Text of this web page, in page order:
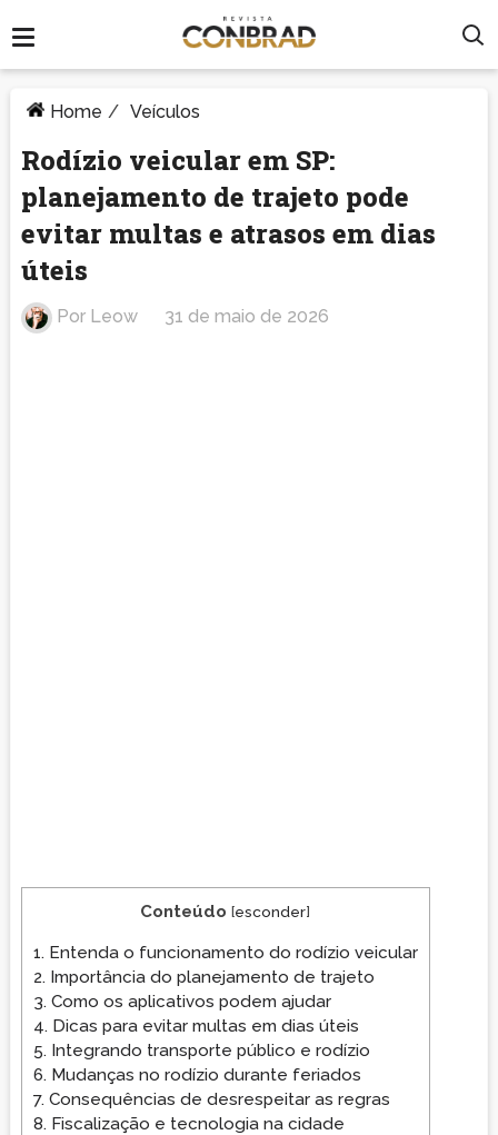
Home / Veículos
Rodízio veicular em SP:
planejamento de trajeto pode
evitar multas e atrasos em dias
úteis
Por Leow 31 de maio de 2026
Conteúdo [esconder]
1. Entenda o funcionamento do rodízio veicular
2. Importância do planejamento de trajeto
3. Como os aplicativos podem ajudar
4. Dicas para evitar multas em dias úteis
5. Integrando transporte público e rodízio
6. Mudanças no rodízio durante feriados
7. Consequências de desrespeitar as regras
8. Fiscalização e tecnologia na cidade